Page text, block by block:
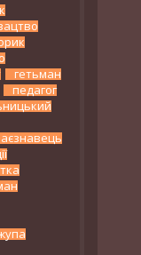
гетьман
педагог